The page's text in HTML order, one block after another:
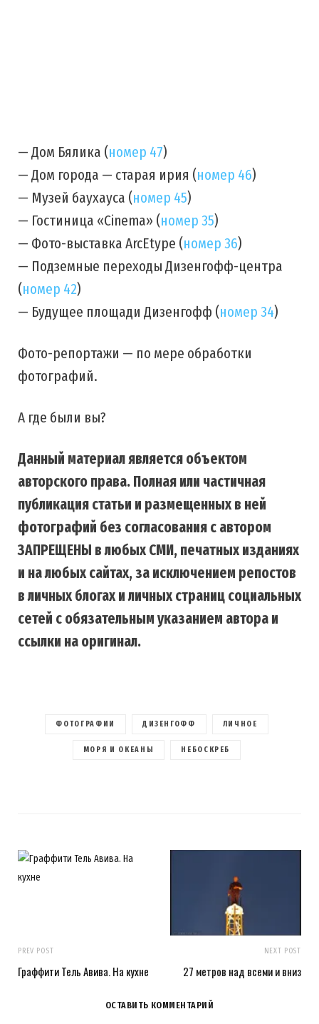
— Дом Бялика (номер 47)
— Дом города — старая ирия (номер 46)
— Музей баухауса (номер 45)
— Гостиница «Cinema» (номер 35)
— Фото-выставка ArcEtype (номер 36)
— Подземные переходы Дизенгофф-центра
(номер 42)
— Будущее площади Дизенгофф (номер 34)
Фото-репортажи — по мере обработки
фотографий.
А где были вы?
Данный материал является объектом
авторского права. Полная или частичная
публикация статьи и размещенных в ней
фотографий без согласования с автором
ЗАПРЕЩЕНЫ в любых СМИ, печатных изданиях
и на любых сайтах, за исключением репостов
в личных блогах и личных страниц социальных
сетей с обязательным указанием автора и
ссылки на оригинал.
ФОТОГРАФИИ ДИЗЕНГОФФ ЛИЧНОЕ
МОРЯ И ОКЕАНЫ НЕБОСКРЕБ
PREV POST
Граффити Тель Авива. На кухне
NEXT POST
27 метров над всеми и вниз
ОСТАВИТЬ КОММЕНТАРИЙ